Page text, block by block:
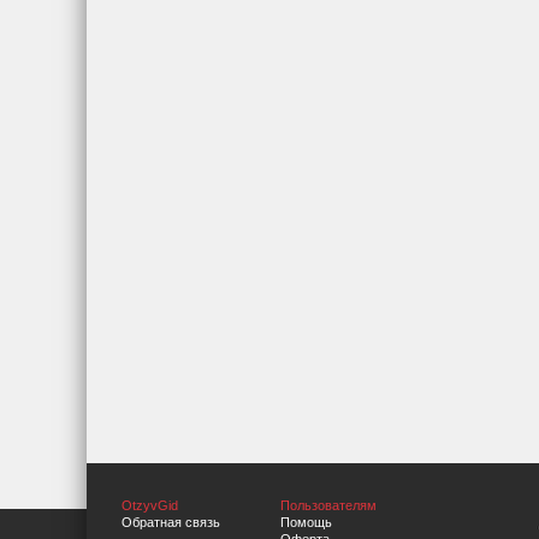
OtzyvGid
Обратная связь
Пользователям
Помощь